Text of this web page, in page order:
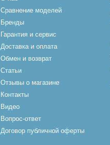
Сравнение моделей
Бренды
Гарантия и сервис
Доставка и оплата
Обмен и возврат
Статьи
Отзывы о магазине
Контакты
Видео
Вопрос-ответ
Договор публичной оферты